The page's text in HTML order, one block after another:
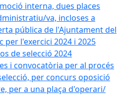
interna, dues places
va, incloses a
pública de l'Ajuntament del
per l'exercici 2024 i 2025
de selecció 2024
i convocatòria per al procés
per concurs oposició
per a una plaça d'operari/